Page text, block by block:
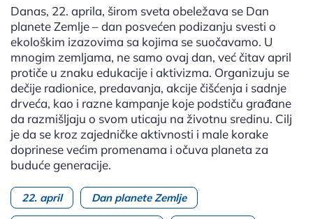
Danas, 22. aprila, širom sveta obeležava se Dan
planete Zemlje – dan posvećen podizanju svesti o
ekološkim izazovima sa kojima se suočavamo. U
mnogim zemljama, ne samo ovaj dan, već čitav april
protiče u znaku edukacije i aktivizma. Organizuju se
dečije radionice, predavanja, akcije čišćenja i sadnje
drveća, kao i razne kampanje koje podstiču građane
da razmišljaju o svom uticaju na životnu sredinu. Cilj
je da se kroz zajedničke aktivnosti i male korake
doprinese većim promenama i očuva planeta za
buduće generacije.
22. april Dan planete Zemlje